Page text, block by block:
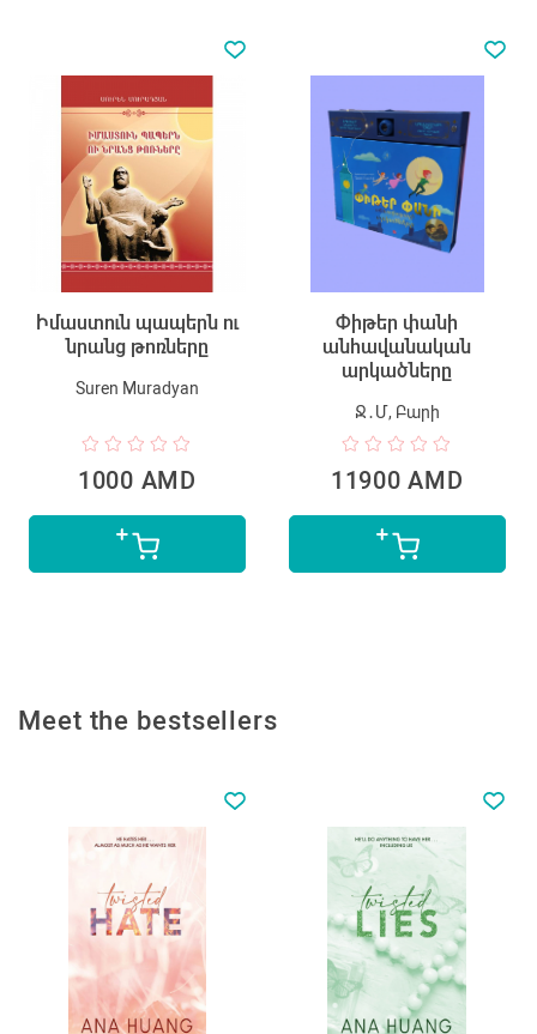
Իմաստուն պապերն ու
նրանց թոռները
Suren Muradyan
1000 AMD
Փիթեր փանի
անհավանական
արկածները
Ջ․Մ, Բարի
11900 AMD
Meet the bestsellers